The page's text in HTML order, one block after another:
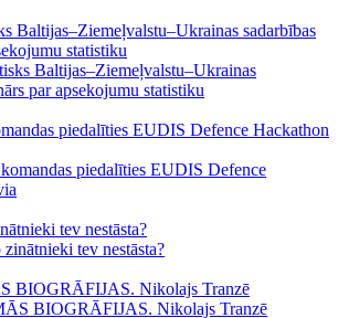
Baltijas–Ziemeļvalstu–Ukrainas sadarbības
statistiku
piedalīties EUDIS Defence Hackathon
tev nestāsta?
BIOGRĀFIJAS. Nikolajs Tranzē